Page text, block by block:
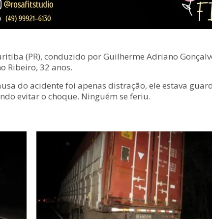
(PR), conduzido por Guilherme Adriano
Ribeiro, 32 anos.
do acidente foi apenas distração, ele estava
evitar o choque. Ninguém se feriu.